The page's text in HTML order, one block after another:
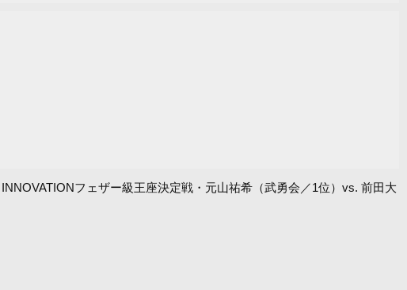
フェザー級王座決定戦・元山祐希（武勇会／1位）vs. 前田大